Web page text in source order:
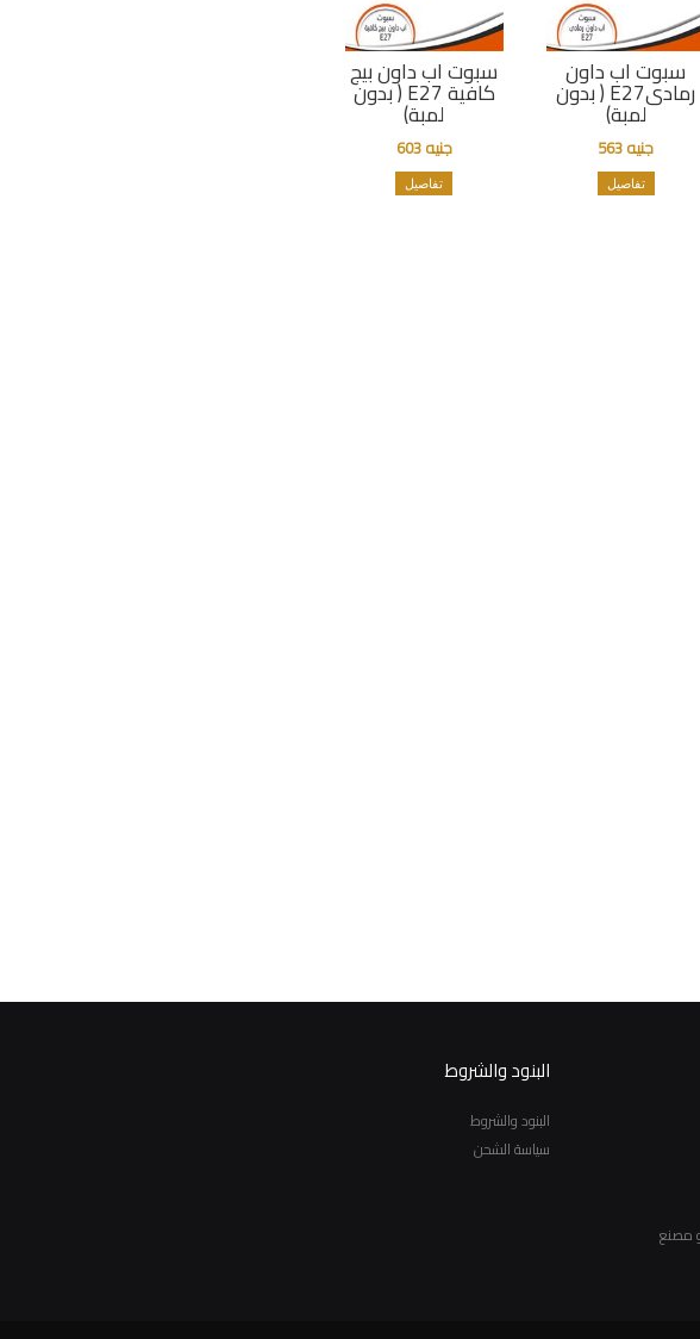
سبوت اب داون
رمادىE27 ( بدون
لمبة)
جنيه 563
تفاصيل
سبوت اب داون بيج
كافية E27 ( بدون
لمبة)
جنيه 603
تفاصيل
مصنع
البنود والشروط
البنود والشروط
سياسة الشحن